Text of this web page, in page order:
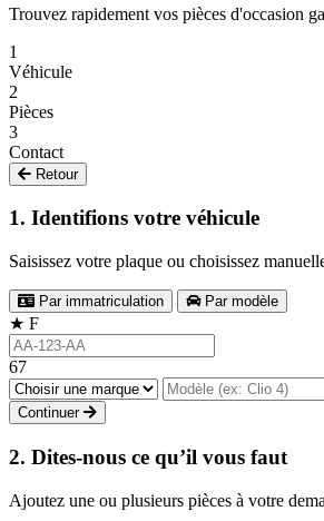
Trouvez rapidement vos pièces d'occasion
1
Véhicule
2
Pièces
3
Contact
Retour
1. Identifions votre véhicule
Saisissez votre plaque ou choisissez
Par immatriculation Par modèle
★ F
67
Continuer
2. Dites-nous ce qu’il vous faut
Ajoutez une ou plusieurs pièces à votre